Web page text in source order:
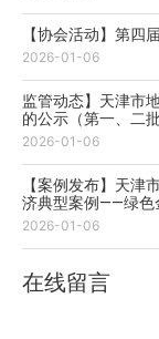
【协会活动】第四
2026-01-06
监管动态】天津市
的公示（第一、二批
2026-01-06
【案例发布】天津
济典型案例——绿色
2026-01-06
在线留言